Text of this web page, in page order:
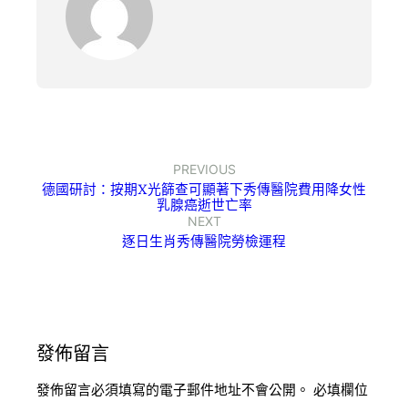
PREVIOUS
德國研討：按期X光篩查可顯著下秀傳醫院費用降女性
乳腺癌逝世亡率
NEXT
逐日生肖秀傳醫院勞檢運程
發佈留言
發佈留言必須填寫的電子郵件地址不會公開。 必填欄位